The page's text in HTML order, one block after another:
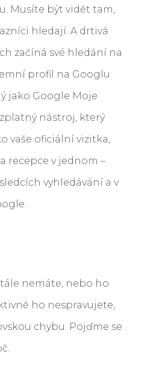
Musíte být vidět tam,
hledají. A drtivá
začíná své hledání na
profil na Googlu
jako Google Moje
nástroj, který
vaše oficiální vizitka,
recepce v jednom –
vyhledávání a v
nemáte, nebo ho
ho nespravujete,
chybu. Pojďme se